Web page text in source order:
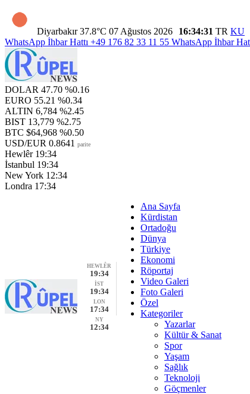
Diyarbakır 37.8°C 07 Ağustos 2026 16:34:32 TR KU
WhatsApp İhbar Hattı +49 176 82 33 11 55 WhatsApp İhbar
DOLAR 47.70 %0.16
EURO 55.21 %0.34
ALTIN 6,784 %2.45
BIST 13,779 %2.75
BTC $64,968 %0.50
USD/EUR 0.8641 parite
Hewlêr 19:34
İstanbul 19:34
New York 12:34
Londra 17:34
HEWLÊR
19:34
İST
19:34
LON
17:34
NY
12:34
Ana Sayfa
Kürdistan
Ortadoğu
Dünya
Türkiye
Ekonomi
Röportaj
Video Galeri
Foto Galeri
Özel
Kategoriler
Yazarlar
Kültür & Sanat
Spor
Yaşam
Sağlık
Teknoloji
Göçmenler